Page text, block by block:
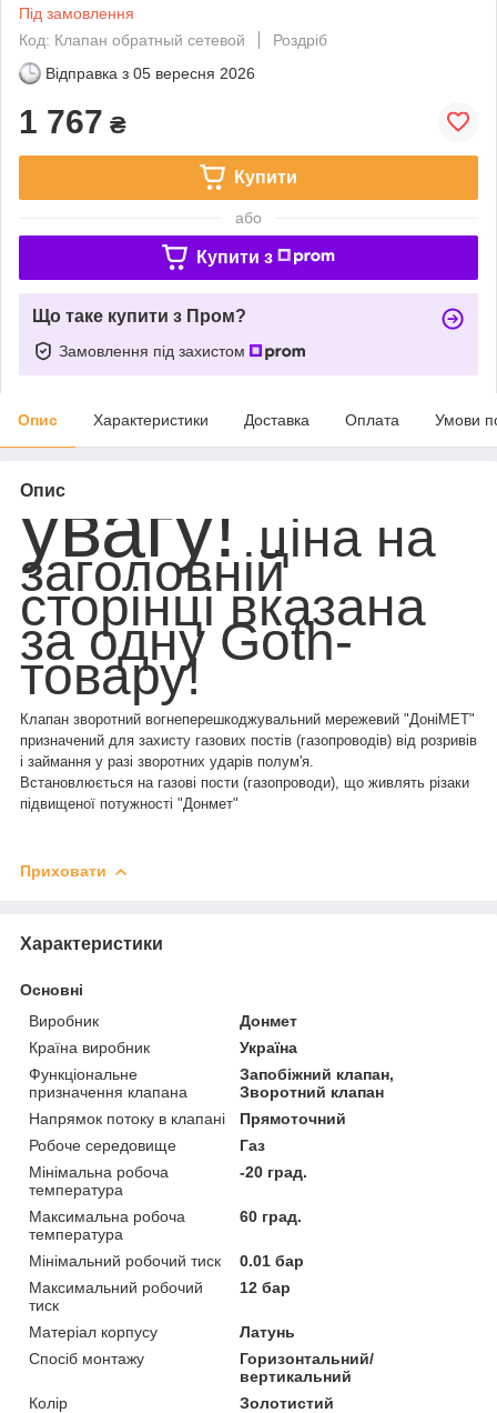
Під замовлення
Код: Клапан обратный сетевой
Роздріб
Відправка з 05 вересня 2026
1 767 ₴
Купити
або
Купити з
Що таке купити з Пром?
Замовлення під захистом
Опис Характеристики Доставка Оплата Умови
Опис
увагу!ціна на
заголовній
сторінці вказана
за одну Goth-
товару!
Клапан зворотний вогнеперешкоджувальний мережевий "ДоніМЕТ"
призначений для захисту газових постів (газопроводів) від розривів
і займання у разі зворотних ударів полум'я.
Встановлюється на газові пости (газопроводи), що живлять різаки
підвищеної потужності "Донмет"
Приховати
Характеристики
Основні
Виробник
Донмет
Країна виробник
Україна
Функціональне
призначення клапана
Запобіжний клапан,
Зворотний клапан
Напрямок потоку в клапані
Прямоточний
Робоче середовище
Газ
Мінімальна робоча
температура
-20 град.
Максимальна робоча
температура
60 град.
Мінімальний робочий тиск
0.01 бар
Максимальний робочий
тиск
12 бар
Матеріал корпусу
Латунь
Спосіб монтажу
Горизонтальний/
вертикальний
Колір
Золотистий